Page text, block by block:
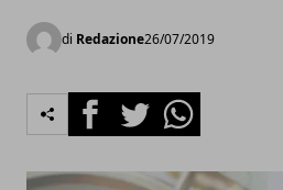
di Redazione26/07/2019
FacebookTwitterWhatsapp